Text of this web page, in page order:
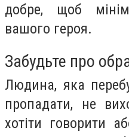
добре, щоб
вашого героя.
Забудьте про
Людина, яка
пропадати, не
хотіти говорити